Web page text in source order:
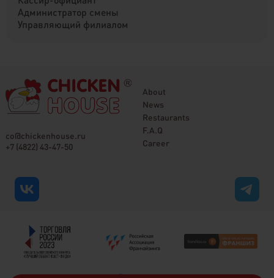
Администратор смены
Управляющий филиалом
co@chickenhouse.ru
+7 (4822) 43-47-50
About
News
Restaurants
F.A.Q
Career